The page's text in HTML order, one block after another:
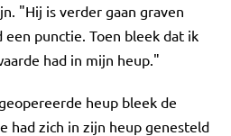
"Hij is verder gaan graven
een punctie. Toen bleek dat ik
had in mijn heup."
heup bleek de
had zich in zijn heup genesteld